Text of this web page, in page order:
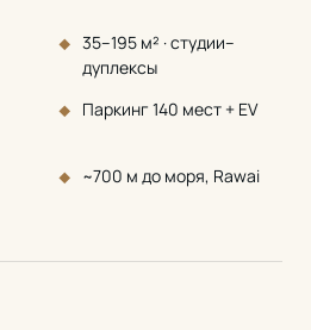
35–195 м² · студии–
дуплексы
Паркинг 140 мест + EV
~700 м до моря, Rawai